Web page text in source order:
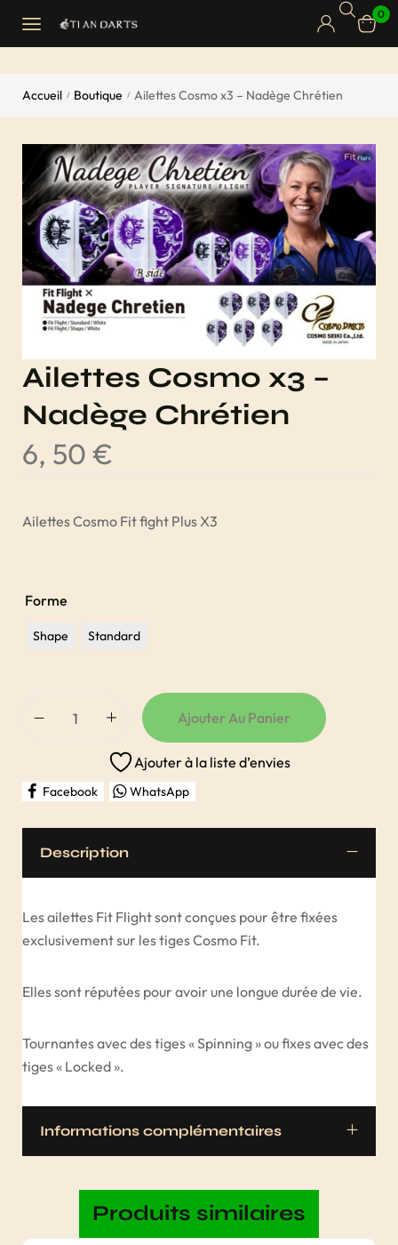
0
Accueil / Boutique / Ailettes Cosmo x3 – Nadège Chrétien
Ailettes Cosmo x3 –
Nadège Chrétien
6, 50 €
Ailettes Cosmo Fit fight Plus X3
Forme
Shape Standard
Ajouter Au Panier
Ajouter à la liste d’envies
Facebook WhatsApp
Description
Les ailettes Fit Flight sont conçues pour être fixées
exclusivement sur les tiges Cosmo Fit.
Elles sont réputées pour avoir une longue durée de vie.
Tournantes avec des tiges « Spinning » ou fixes avec des
tiges « Locked ».
Informations complémentaires
Produits similaires